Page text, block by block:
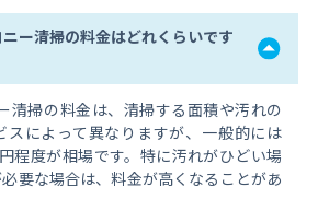
ー清掃の料金はどれくらいです
清掃の料金は、清掃する面積や汚れの
スによって異なりますが、一般的には
程度が相場です。特に汚れがひどい場
要な場合は、料金が高くなることがあ